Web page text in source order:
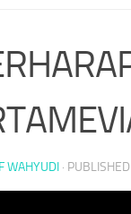
WAHYUDI · PUBLISHED